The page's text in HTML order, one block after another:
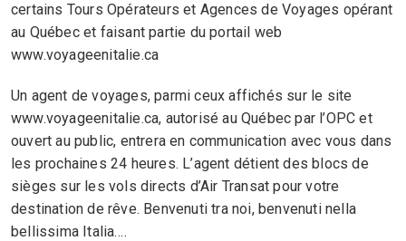
certains Tours Opérateurs et Agences de Voyages opérant
au Québec et faisant partie du portail web
www.voyageenitalie.ca
Un agent de voyages, parmi ceux affichés sur le site
www.voyageenitalie.ca, autorisé au Québec par l’OPC et
ouvert au public, entrera en communication avec vous dans
les prochaines 24 heures. L’agent détient des blocs de
sièges sur les vols directs d’Air Transat pour votre
destination de rêve. Benvenuti tra noi, benvenuti nella
bellissima Italia….